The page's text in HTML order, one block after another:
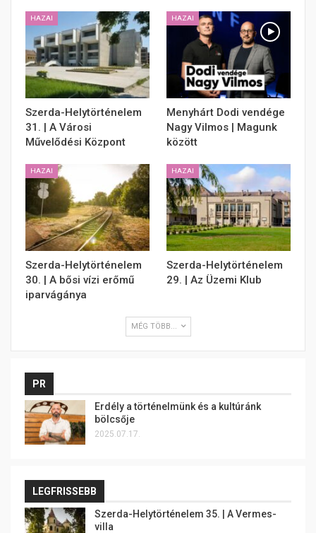
HAZAI
Szerda-Helytörténelem
31. | A Városi
Művelődési Központ
HAZAI
Menyhárt Dodi vendége
Nagy Vilmos | Magunk
között
HAZAI
Szerda-Helytörténelem
30. | A bősi vízi erőmű
iparvágánya
HAZAI
Szerda-Helytörténelem
29. | Az Üzemi Klub
MÉG TÖBB...
PR
Erdély a történelmünk és a kultúránk
bölcsője
2025.07.17.
LEGFRISSEBB
Szerda-Helytörténelem 35. | A Vermes-
villa